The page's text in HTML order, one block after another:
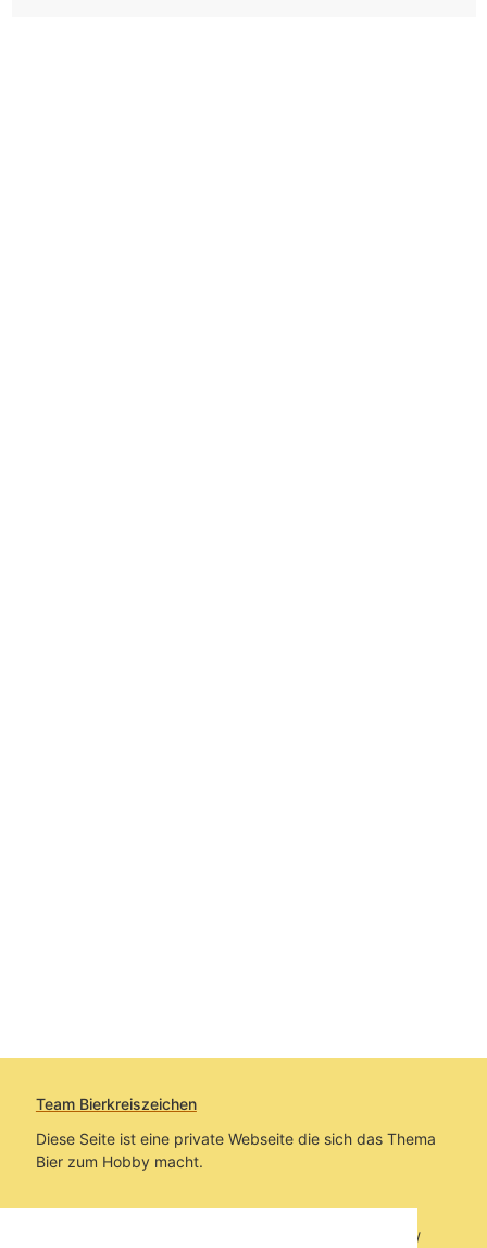
Team Bierkreiszeichen
Diese Seite ist eine private Webseite die sich das Thema
Bier zum Hobby macht.
Sie befinden sich auf https://www.bierkreiszeichen.at/